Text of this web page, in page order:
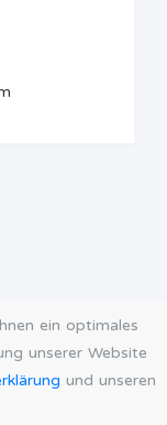
ein optimales
unserer Website
und unseren